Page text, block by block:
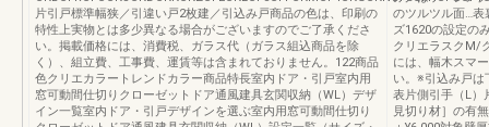
片引戸標準幅狭／引違い戸2枚建／引込み戸商品の色は、印刷の
特性上実物とは多少異なる場合がございますのでご了承くださ
い。掲載価格には、消費税、ガラス代（ガラス組込商品を除
く）、組立費、工事費、運賃等は含まれておりません。122商品
色クリエカラートレンドカラー商品特長室内ドア・引戸室内用
窓可動間仕切りクローゼットドア通風建具玄関収納（WL）デザ
イン一覧室内ドア・引戸デザインを選ぶ室内用窓可動間仕切り
のツルツル面…
ズ1620の設定の
クリエラスクM/
には、幅木スマ
い。※引込み戸
表片側引手（L）
見切り材］の有